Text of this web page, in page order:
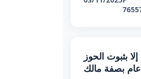
كف الشغب إلا بثبوت الحوز
عام بصفة مالك